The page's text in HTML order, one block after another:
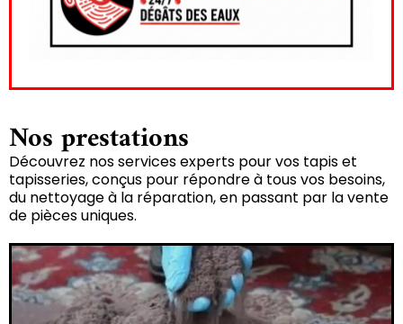
Nos prestations
Découvrez nos services experts pour vos tapis et
tapisseries, conçus pour répondre à tous vos besoins,
du nettoyage à la réparation, en passant par la vente
de pièces uniques.